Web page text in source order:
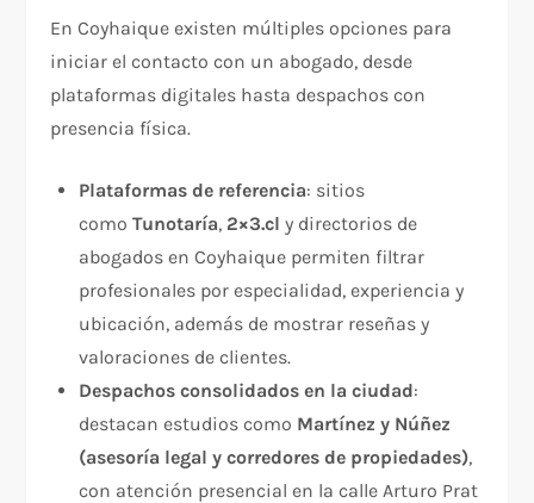
En Coyhaique existen múltiples opciones para
iniciar el contacto con un abogado, desde
plataformas digitales hasta despachos con
presencia física.
Plataformas de referencia: sitios
comoTunotaría, 2×3.cl y directorios de
abogados en Coyhaique permiten filtrar
profesionales por especialidad, experiencia y
ubicación, además de mostrar reseñas y
valoraciones de clientes.
Despachos consolidados en la ciudad:
destacan estudios como Martínez y Núñez
(asesoría legal y corredores de propiedades),
con atención presencial en la calle Arturo Prat